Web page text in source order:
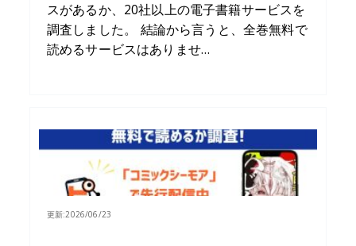
スがあるか、20社以上の電子書籍サービスを
調査しました。 結論から言うと、全巻無料で
読めるサービスはありませ…
更新:2026/06/23